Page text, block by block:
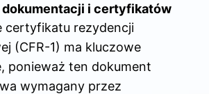
dokumentacji i certyfikatów
certyfikatu rezydencji
(CFR-1) ma kluczowe
ponieważ ten dokument
wymagany przez